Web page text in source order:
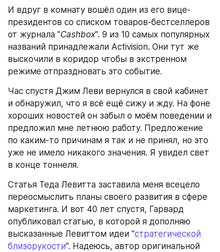
И вдруг в комнату вошёл один из его вице-
президентов со списком товаров-бестселлеров
от журнала "Cashbox". 9 из 10 самых популярных
названий принадлежали Activision. Они тут же
выскочили в коридор чтобы в экстренном
режиме отпраздновать это событие.
Час спустя Джим Леви вернулся в свой кабинет
и обнаружил, что я всё ещё сижу и жду. На фоне
хороших новостей он забыл о моём поведении и
предложил мне летнюю работу. Предложение
по каким-то причинам я так и не принял, но это
уже не имело никакого значения. Я увидел свет
в конце тоннеля.
Статья Теда Левитта заставила меня всецело
переосмыслить планы своего развития в сфере
маркетинга. И вот 40 лет спустя, Гарвард
опубликовал статью, в которой я дополняю
высказанные Левиттом идеи "стратегической
близорукости". Надеюсь, автор оригинальной